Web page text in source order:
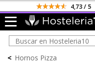
4,73 / 5
< Hornos Pizza